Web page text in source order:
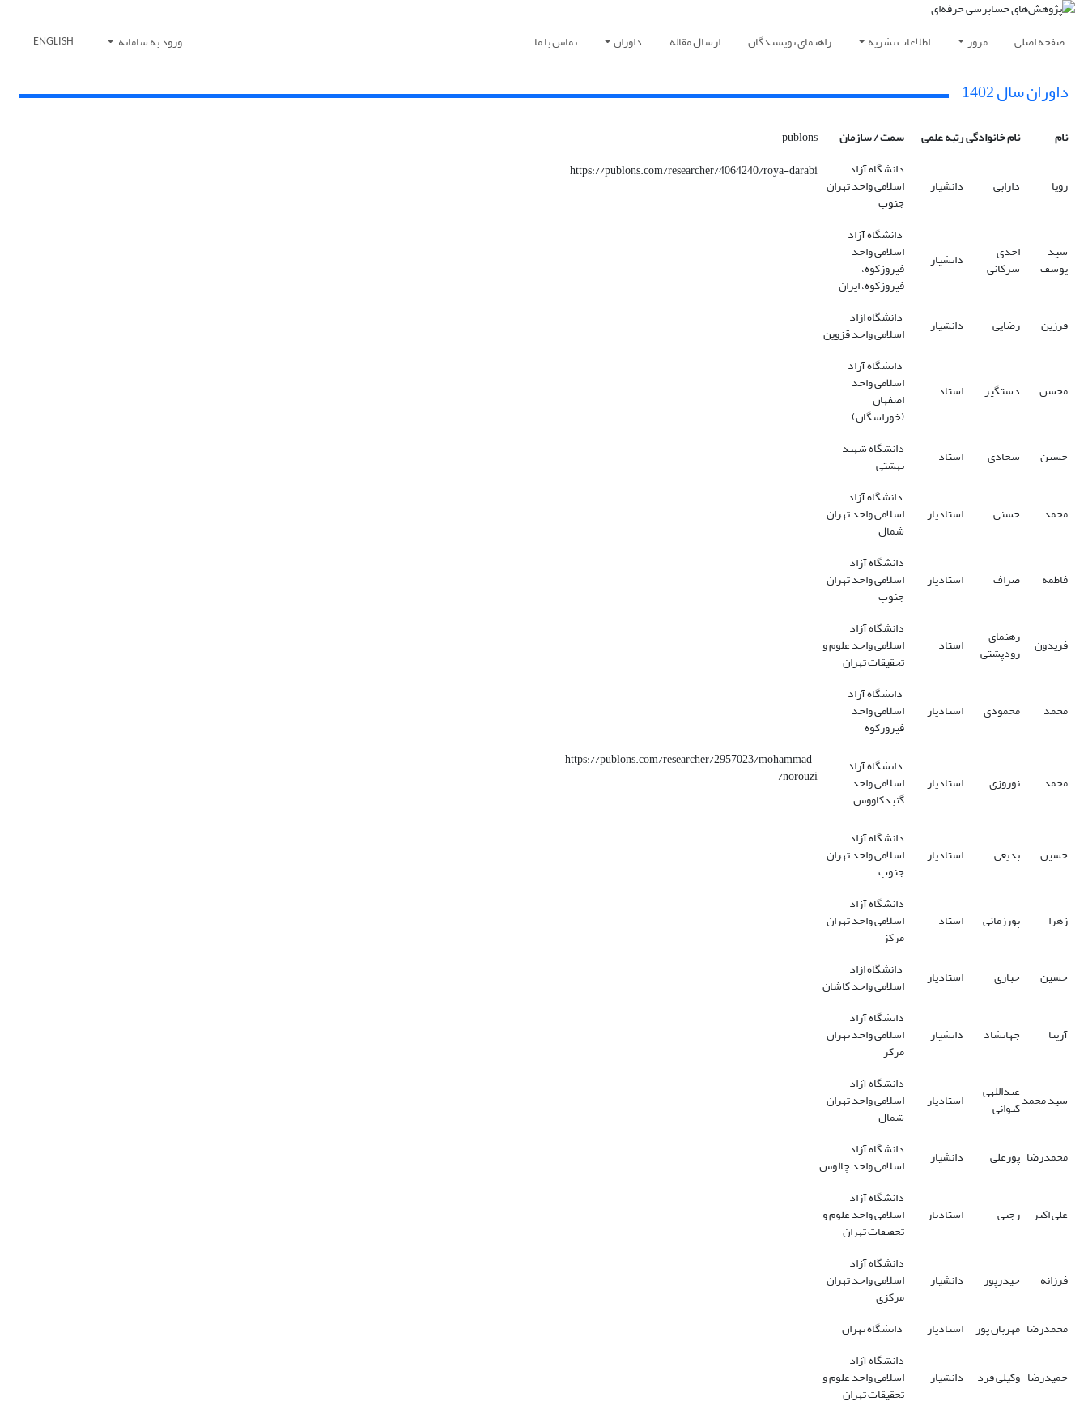
صفحه اصلی مرور اطلاعات نشریه راهنمای نویسندگان ارسال مقاله داوران تماس با ما ورود به سامانه ENGLISH
داوران سال 1402
نام نام خانوادگیرتبه علمی سمت / سازمان publons
رویا دارابی دانشیار
دانشگاه آزاد
اسلامی واحد تهران
جنوب
https://publons.com/researcher/4064240/roya-darabi
سید
یوسف
احدی
سرکانی دانشیار
دانشگاه آزاد
اسلامی واحد
فیروزکوه،
فیروزکوه، ایران
فرزین
رضایی دانشیار دانشگاه ازاد
اسلامی واحد قزوین
محسن دستگیر استاد
دانشگاه آزاد
اسلامی واحد
اصفهان
(خوراسگان)
حسین
سجادی استاد دانشگاه شهید
بهشتی
محمد حسنی استادیار
دانشگاه آزاد
اسلامی واحد تهران
شمال
فاطمه صراف استادیار
دانشگاه آزاد
اسلامی واحد تهران
جنوب
فریدون رهنمای
رودپشتی استاد
دانشگاه آزاد
اسلامی واحد علوم و
تحقیقات تهران
محمد محمودی استادیار
دانشگاه آزاد
اسلامی واحد
فیروزکوه
محمد نوروزی استادیار
دانشگاه آزاد
اسلامی واحد
گنبدکاووس
https://publons.com/researcher/2957023/mohammad-
norouzi/
حسین بدیعی استادیار
دانشگاه آزاد
اسلامی واحد تهران
جنوب
زهرا پورزمانی استاد
دانشگاه آزاد
اسلامی واحد تهران
مرکز
حسین
جباری استادیار دانشگاه ازاد
اسلامی واحد کاشان
آزیتا جهانشاد دانشیار
دانشگاه آزاد
اسلامی واحد تهران
مرکز
سید محمدعبداللهی
کیوانی استادیار
دانشگاه آزاد
اسلامی واحد تهران
شمال
محمدرضا پورعلی دانشیار دانشگاه آزاد
اسلامی واحد چالوس
علی اکبر رجبی استادیار
دانشگاه آزاد
اسلامی واحد علوم و
تحقیقات تهران
فرزانه حیدرپور دانشیار
دانشگاه آزاد
اسلامی واحد تهران
مرکزی
محمدرضا مهربان پور استادیار دانشگاه تهران
حمیدرضا وکیلی فرد دانشیار
دانشگاه آزاد
اسلامی واحد علوم و
تحقیقات تهران